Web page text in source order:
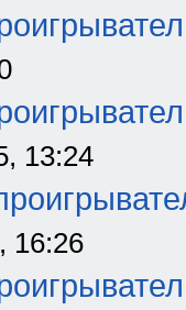
13:24
16:26